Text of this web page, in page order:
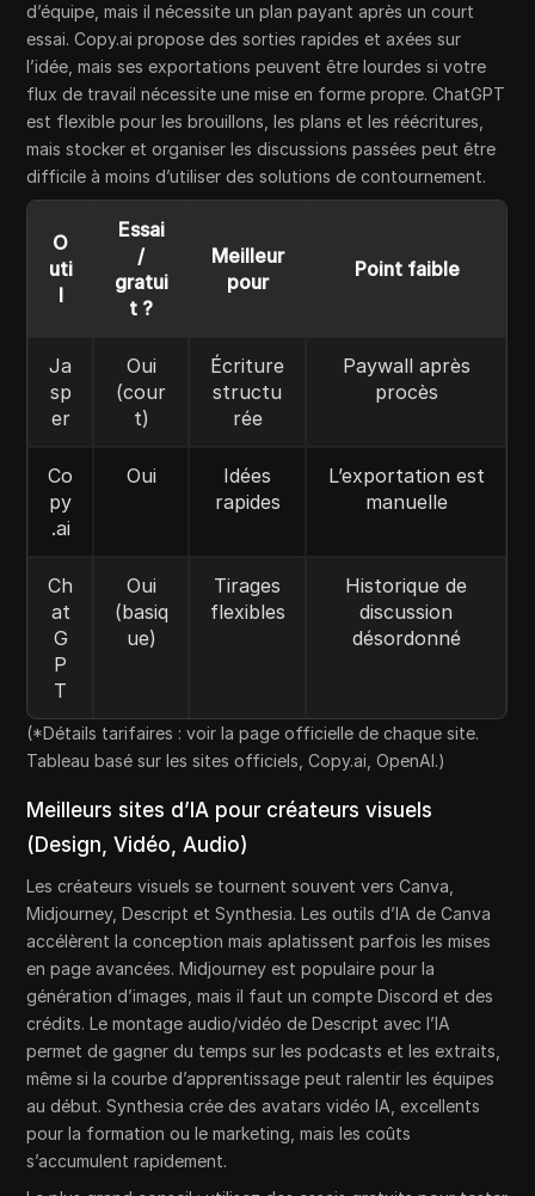
d’équipe, mais il nécessite un plan payant après un court
essai. Copy.ai propose des sorties rapides et axées sur
l’idée, mais ses exportations peuvent être lourdes si votre
flux de travail nécessite une mise en forme propre. ChatGPT
est flexible pour les brouillons, les plans et les réécritures,
mais stocker et organiser les discussions passées peut être
difficile à moins d’utiliser des solutions de contournement.
O
uti
l
Essai
/
gratui
t ?
Meilleur
pour
Point faible
Ja
sp
er
Oui
(cour
t)
Écriture
structu
rée
Paywall après
procès
Co
py
.ai
Oui
Idées
rapides
L’exportation est
manuelle
Ch
at
G
P
T
Oui
(basiq
ue)
Tirages
flexibles
Historique de
discussion
désordonné
(*Détails tarifaires : voir la page officielle de chaque site.
Tableau basé sur les sites officiels, Copy.ai, OpenAI.)
Meilleurs sites d’IA pour créateurs visuels
(Design, Vidéo, Audio)
Les créateurs visuels se tournent souvent vers Canva,
Midjourney, Descript et Synthesia. Les outils d’IA de Canva
accélèrent la conception mais aplatissent parfois les mises
en page avancées. Midjourney est populaire pour la
génération d’images, mais il faut un compte Discord et des
crédits. Le montage audio/vidéo de Descript avec l’IA
permet de gagner du temps sur les podcasts et les extraits,
même si la courbe d’apprentissage peut ralentir les équipes
au début. Synthesia crée des avatars vidéo IA, excellents
pour la formation ou le marketing, mais les coûts
s’accumulent rapidement.